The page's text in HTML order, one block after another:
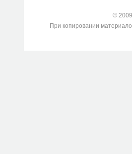
©
При копировании